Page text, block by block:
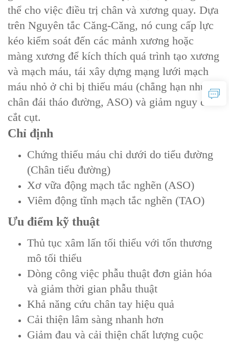
thể cho việc điều trị chân và xương quay. Dựa
trên ‌Nguyên tắc Căng-Căng‌, nó cung cấp lực
kéo kiểm soát đến các mảnh xương hoặc
màng xương để kích thích quá trình tạo xương
và mạch máu, tái xây dựng mạng lưới mạch
máu nhỏ ở chi bị thiếu máu (chẳng hạn như
chân đái tháo đường, ASO) và giảm nguy cơ
cắt cụt.
Chỉ định‌
Chứng thiếu máu chi dưới do tiểu đường
(Chân tiểu đường)
Xơ vữa động mạch tắc nghẽn (ASO)
Viêm động tĩnh mạch tắc nghẽn (TAO)
Ưu điểm kỹ thuật
Thủ tục xâm lấn tối thiểu với tổn thương
mô tối thiểu
Dòng công việc phẫu thuật đơn giản hóa
và giảm thời gian phẫu thuật
Khả năng cứu chân tay hiệu quả
Cải thiện lâm sàng nhanh hơn
Giảm đau và cải thiện chất lượng cuộc